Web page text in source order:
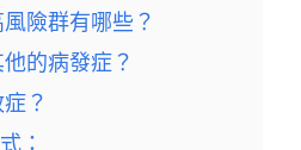
險群有哪些？
的病發症？
？
：